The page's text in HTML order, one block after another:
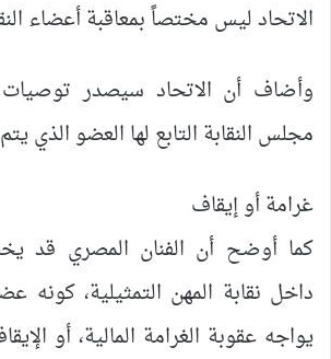
الاتحاد ليس مختصاً بمعاقبة أعضاء
وأضاف أن الاتحاد سيصدر
مجلس النقابة التابع لها العضو الذي
غرامة أو إيقاف
كما أوضح أن الفنان المصري قد
داخل نقابة المهن التمثيلية، كونه
يواجه عقوبة الغرامة المالية، أو